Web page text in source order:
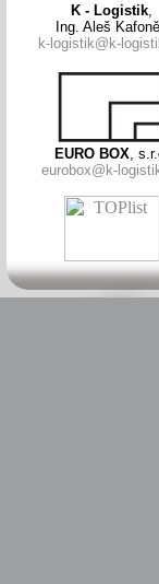
K - Logistik,
Ing. Aleš
k-logistik@k-
EURO BOX,
eurobox@k-